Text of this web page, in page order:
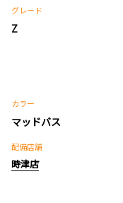
グレード
Z
カラー
マッドバス
配備店舗
時津店